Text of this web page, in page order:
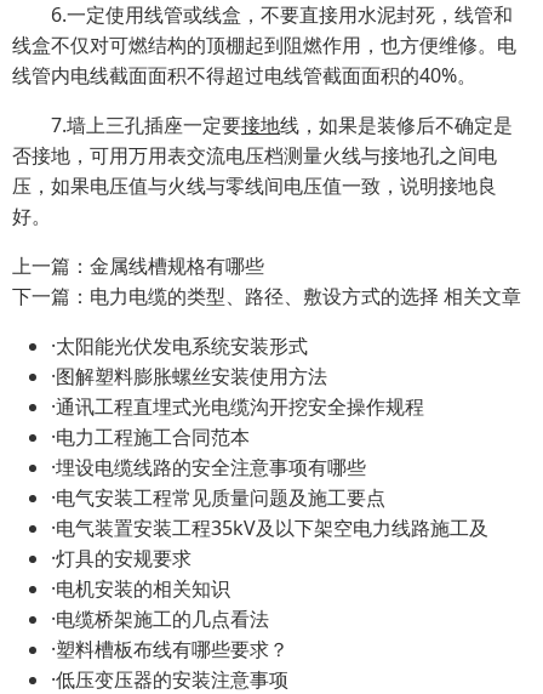
6.一定使用线管或线盒，不要直接用水泥封死，线管和
线盒不仅对可燃结构的顶棚起到阻燃作用，也方便维修。电
线管内电线截面面积不得超过电线管截面面积的40%。
7.墙上三孔插座一定要接地线，如果是装修后不确定是
否接地，可用万用表交流电压档测量火线与接地孔之间电
压，如果电压值与火线与零线间电压值一致，说明接地良
好。
上一篇：金属线槽规格有哪些
下一篇：电力电缆的类型、路径、敷设方式的选择 相关文章
·太阳能光伏发电系统安装形式
·图解塑料膨胀螺丝安装使用方法
·通讯工程直埋式光电缆沟开挖安全操作规程
·电力工程施工合同范本
·埋设电缆线路的安全注意事项有哪些
·电气安装工程常见质量问题及施工要点
·电气装置安装工程35kV及以下架空电力线路施工及
·灯具的安规要求
·电机安装的相关知识
·电缆桥架施工的几点看法
·塑料槽板布线有哪些要求？
·低压变压器的安装注意事项